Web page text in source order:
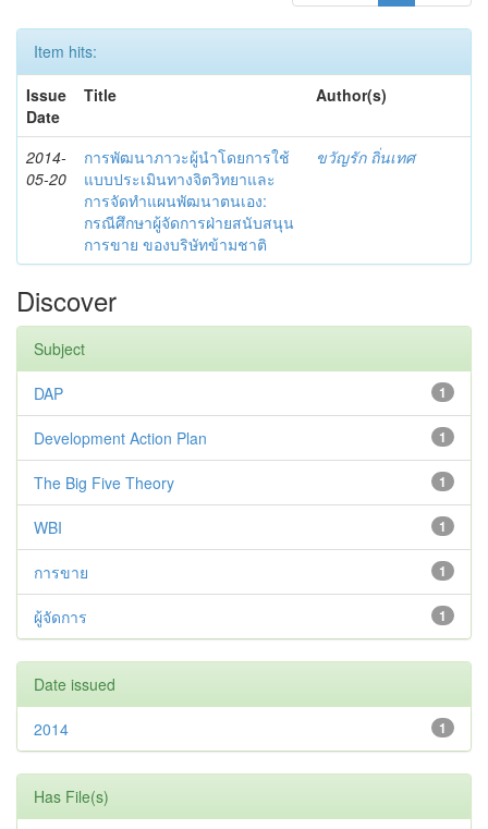
Item hits:
Issue
Date
Title Author(s)
2014-
05-20
การพัฒนาภาวะผู้นำโดยการใช้
แบบประเมินทางจิตวิทยาและ
การจัดทำแผนพัฒนาตนเอง:
กรณีศึกษาผู้จัดการฝ่ายสนับสนุน
การขาย ของบริษัทข้ามชาติ
ขวัญรัก ถิ่นเทศ
Discover
Subject
1
DAP
1
Development Action Plan
1
The Big Five Theory
1
WBI
1
การขาย
1
ผู้จัดการ
Date issued
1
2014
Has File(s)